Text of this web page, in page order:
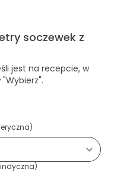
soczewek z
jest na recepcie, w
)
)